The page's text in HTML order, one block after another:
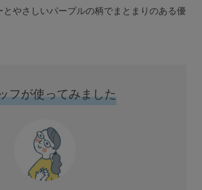
とやさしいパープルの柄でまとまりのある優
フが使ってみました